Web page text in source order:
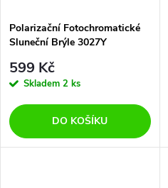
Polarizační Fotochromatické
Sluneční Brýle 3027Y
599 Kč
Skladem 2 ks
DO KOŠÍKU